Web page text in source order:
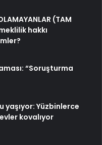
(TAM
hakkı
“Soruşturma
yaşıyor: Yüzbinlerce
kovalıyor